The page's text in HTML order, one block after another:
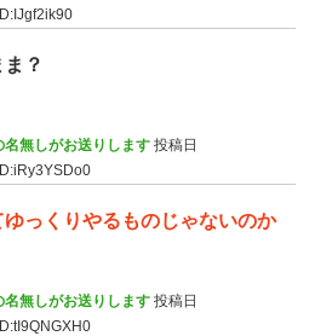
ID:IJgf2ik90
？
無しがお送りします 投稿日
ID:iRy3YSDo0
っくりやるものじゃないのか
無しがお送りします 投稿日